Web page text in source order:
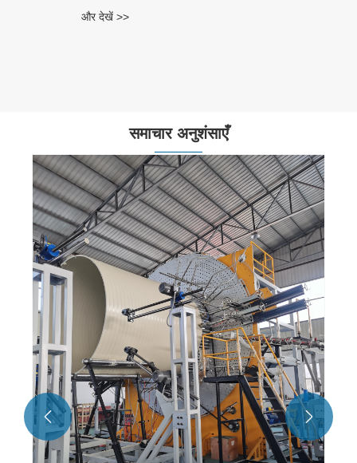
समाचार अनुशंसाएँ
ज्वाला मंदता में सुधार के तरीके क्या हैं？
और देखें >>
 